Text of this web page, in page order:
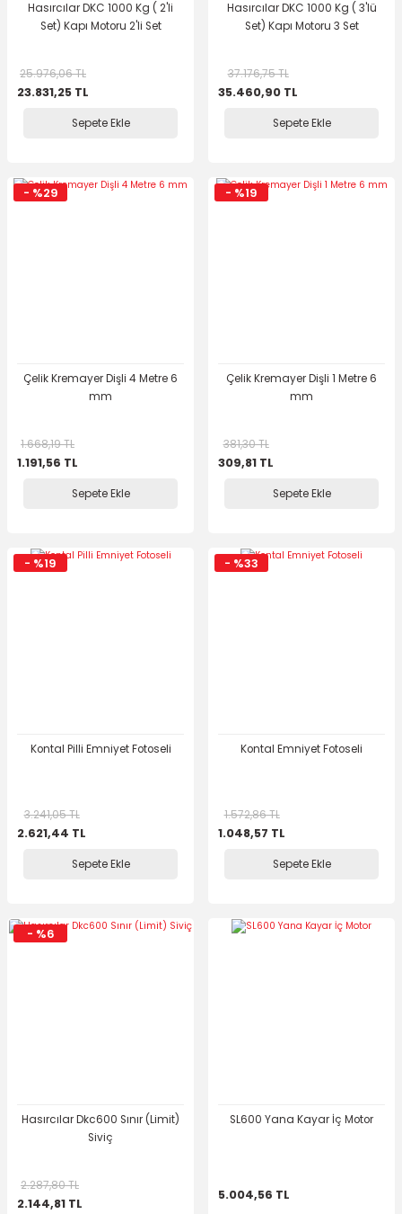
Hasırcılar DKC 1000 Kg ( 2'li
Set) Kapı Motoru 2'li Set
25.976,06 TL
23.831,25 TL
Sepete Ekle
Hasırcılar DKC 1000 Kg ( 3'lü
Set) Kapı Motoru 3 Set
37.176,75 TL
35.460,90 TL
Sepete Ekle
- %29
Çelik Kremayer Dişli 4 Metre 6
mm
1.668,19 TL
1.191,56 TL
Sepete Ekle
- %19
Çelik Kremayer Dişli 1 Metre 6
mm
381,30 TL
309,81 TL
Sepete Ekle
- %19
Kontal Pilli Emniyet Fotoseli
3.241,05 TL
2.621,44 TL
Sepete Ekle
- %33
Kontal Emniyet Fotoseli
1.572,86 TL
1.048,57 TL
Sepete Ekle
- %6
Hasırcılar Dkc600 Sınır (Limit)
Siviç
2.287,80 TL
2.144,81 TL
SL600 Yana Kayar İç Motor
5.004,56 TL